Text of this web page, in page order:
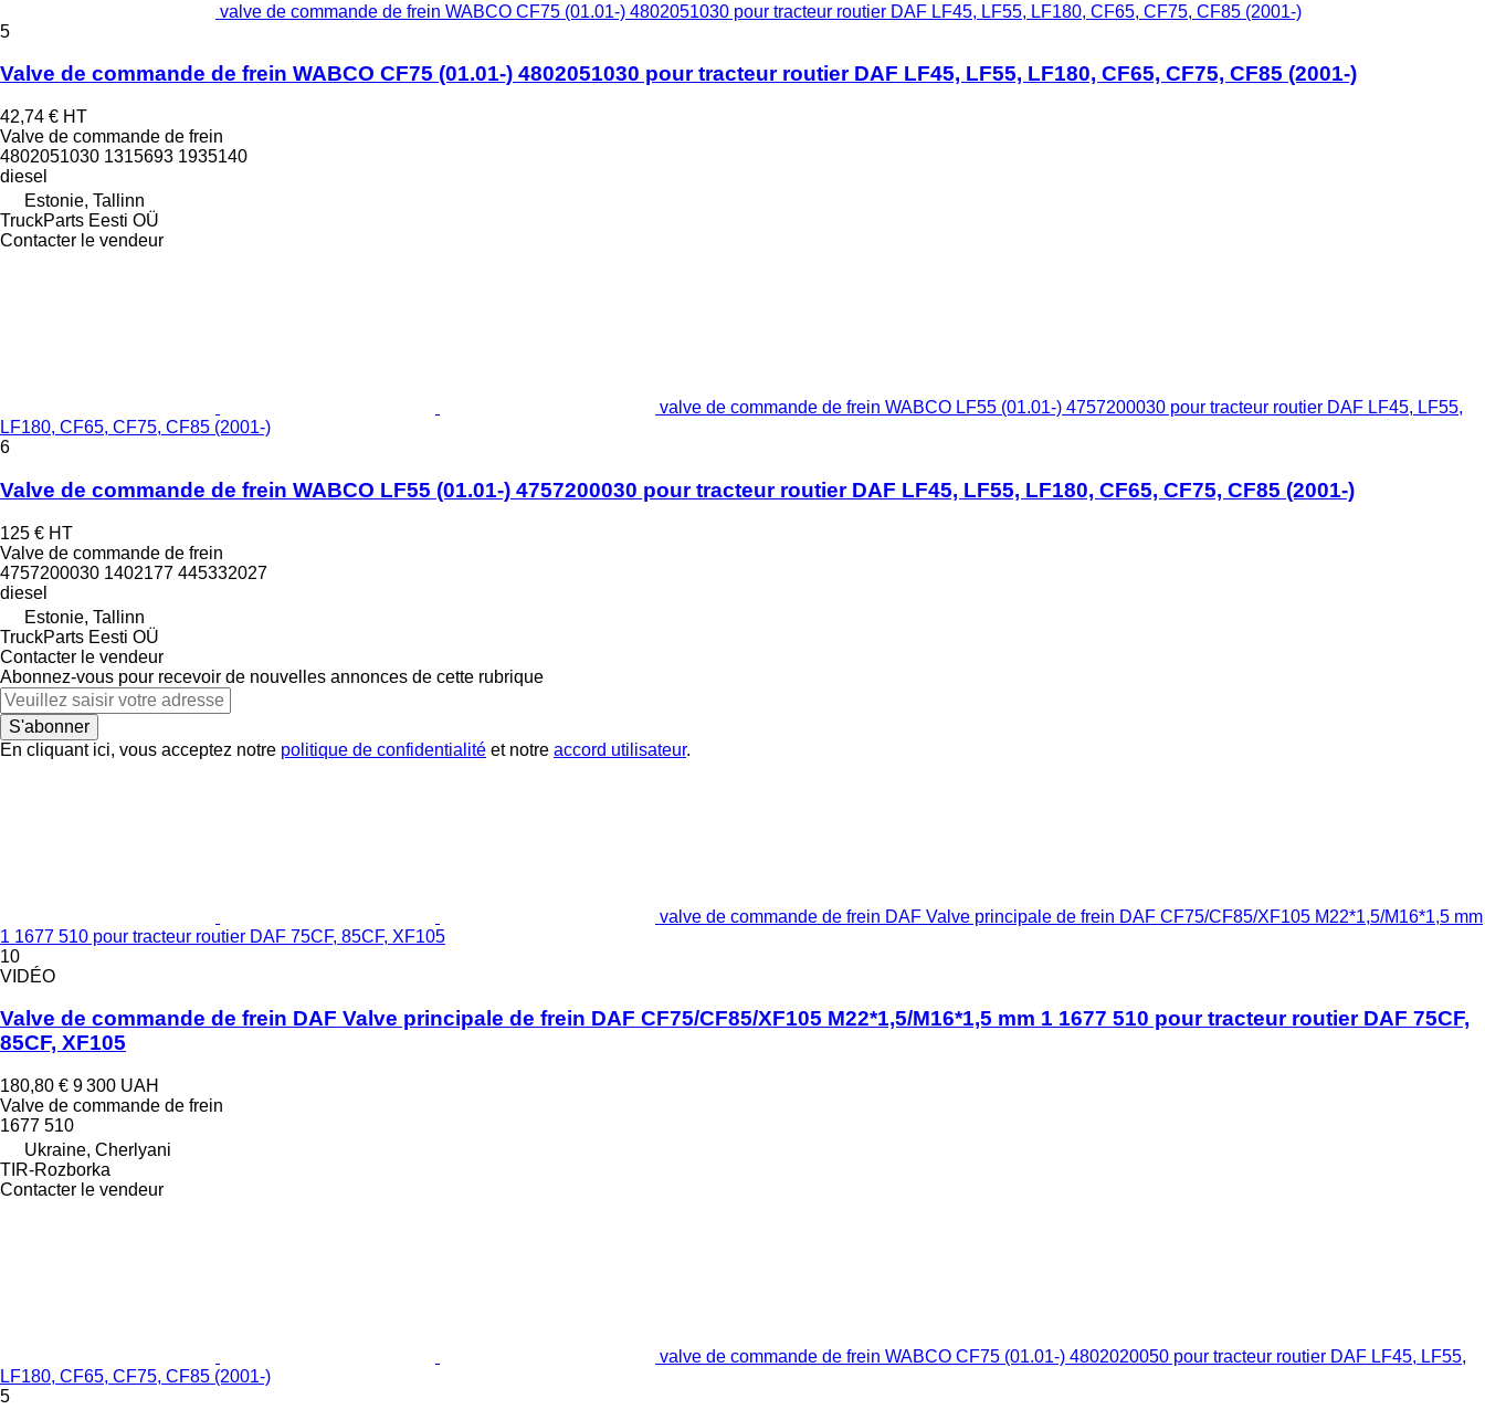
valve de commande de frein WABCO CF75 (01.01-) 4802051030 pour tracteur routier DAF LF45, LF55, LF180, CF65, CF75, CF85 (2001-)
5
Valve de commande de frein WABCO CF75 (01.01-) 4802051030 pour tracteur routier DAF LF45, LF55, LF180, CF65, CF75, CF85 (2001-)
42,74 € HT
Valve de commande de frein
4802051030 1315693 1935140
diesel
Estonie, Tallinn
TruckParts Eesti OÜ
Contacter le vendeur
valve de commande de frein WABCO LF55 (01.01-) 4757200030 pour tracteur routier DAF LF45, LF55,
LF180, CF65, CF75, CF85 (2001-)
6
Valve de commande de frein WABCO LF55 (01.01-) 4757200030 pour tracteur routier DAF LF45, LF55, LF180, CF65, CF75, CF85 (2001-)
125 € HT
Valve de commande de frein
4757200030 1402177 445332027
diesel
Estonie, Tallinn
TruckParts Eesti OÜ
Contacter le vendeur
Abonnez-vous pour recevoir de nouvelles annonces de cette rubrique
S'abonner
En cliquant ici, vous acceptez notre politique de confidentialité et notre accord utilisateur.
valve de commande de frein DAF Valve principale de frein DAF CF75/CF85/XF105 M22*1,5/M16*1,5 mm
1 1677 510 pour tracteur routier DAF 75CF, 85CF, XF105
10
VIDÉO
Valve de commande de frein DAF Valve principale de frein DAF CF75/CF85/XF105 M22*1,5/M16*1,5 mm 1 1677 510 pour tracteur routier DAF 75CF,
85CF, XF105
180,80 € 9 300 UAH
Valve de commande de frein
1677 510
Ukraine, Cherlyani
TIR-Rozborka
Contacter le vendeur
valve de commande de frein WABCO CF75 (01.01-) 4802020050 pour tracteur routier DAF LF45, LF55,
LF180, CF65, CF75, CF85 (2001-)
5